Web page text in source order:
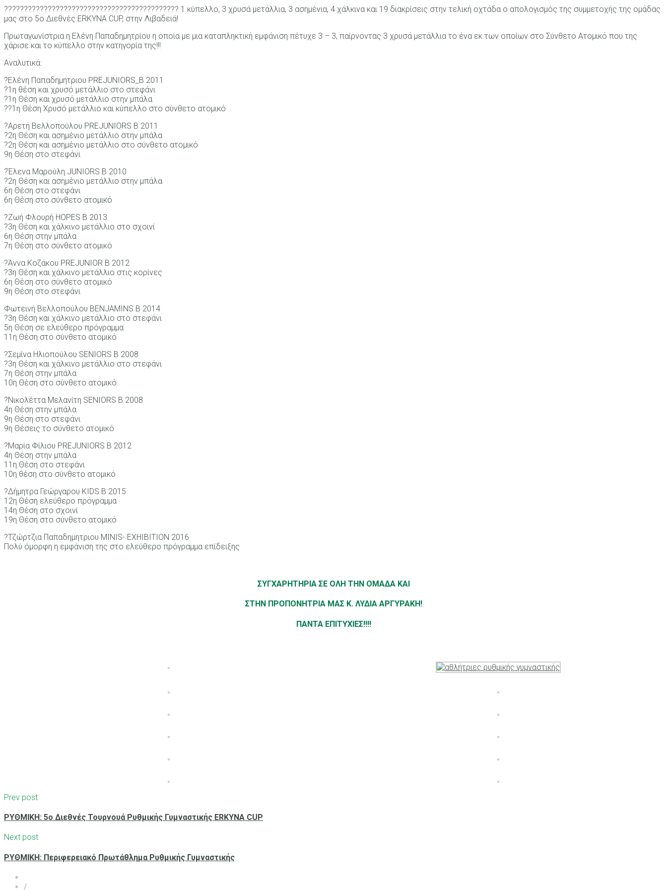
???????????????????????????????????????????? 1 κύπελλο, 3 χρυσά μετάλλια, 3 ασημένια, 4 χάλκινα και 19 διακρίσεις στην τελική οχτάδα ο απολογισμός της συμμετοχής της ομάδας
μας στο 5ο Διεθνές ERKYNA CUP, στην Λιβαδειά!
Πρωταγωνίστρια η Ελένη Παπαδημητρίου η οποία με μια καταπληκτική εμφάνιση πέτυχε 3 – 3, παίρνοντας 3 χρυσά μετάλλια το ένα εκ των οποίων στο Σύνθετο Ατομικό που της
χάρισε και το κύπελλο στην κατηγορία της!!!
Αναλυτικά:
?Ελένη Παπαδημητριου PREJUNIORS_B 2011
?1η θέση και χρυσό μετάλλιο στο στεφάνι
?1η Θέση και χρυσό μετάλλιο στην μπάλα
??1η Θέση Χρυσό μετάλλιο και κύπελλο στο σύνθετο ατομικό
?Αρετή Βελλοπούλου PREJUNIORS B 2011
?2η Θέση και ασημένιο μετάλλιο στην μπάλα
?2η Θέση και ασημένιο μετάλλιο στο σύνθετο ατομικό
9η Θέση στο στεφάνι
?Έλενα Μαρούλη JUNIORS B 2010
?2η Θέση και ασημένιο μετάλλιο στην μπάλα
6η Θέση στο στεφάνι
6η Θέση στο σύνθετο ατομικό
?Ζωή Φλουρή HOPES B 2013
?3η Θέση και χάλκινο μετάλλιο στο σχοινί
6η Θέση στην μπάλα
7η Θέση στο σύνθετο ατομικό
?Άννα Κοζάκου PREJUNIOR B 2012
?3η Θέση και χάλκινο μετάλλιο στις κορίνες
6η Θέση στο σύνθετο ατομικό
9η Θέση στο στεφάνι
Φωτεινή Βελλοπούλου BENJAMINS B 2014
?3η Θέση και χάλκινο μετάλλιο στο στεφάνι
5η Θέση σε ελεύθερο πρόγραμμα
11η Θέση στο σύνθετο ατομικό
?Σεμίνα Ηλιοπούλου SENIORS B 2008
?3η Θέση και χάλκινο μετάλλιο στο στεφάνι
7η Θέση στην μπάλα
10η Θέση στο σύνθετο ατομικό
?Νικολέττα Μελανίτη SENIORS B 2008
4η Θέση στην μπάλα
9η Θέση στο στεφάνι
9η Θέσεις το σύνθετο ατομικό
?Μαρία Φίλιου PREJUNIORS B 2012
4η Θέση στην μπάλα
11η Θέση στο στεφάνι
10η θέση στο σύνθετο ατομικό
?Δήμητρα Γεώργαρου KIDS B 2015
12η Θέση ελεύθερο πρόγραμμα
14η Θέση στο σχοινί
19η Θέση στο σύνθετο ατομικό
?Τζώρτζια Παπαδημητριου MINIS- EXHIBITION 2016
Πολύ όμορφη η εμφάνιση της στο ελεύθερο πρόγραμμα επίδειξης
ΣΥΓΧΑΡΗΤΗΡΙΑ ΣΕ ΟΛΗ ΤΗΝ ΟΜΑΔΑ ΚΑΙ
ΣΤΗΝ ΠΡΟΠΟΝΗΤΡΙΑ ΜΑΣ Κ. ΛΥΔΙΑ ΑΡΓΥΡΑΚΗ!
ΠΑΝΤΑ ΕΠΙΤΥΧΙΕΣ!!!!
Prev post
ΡΥΘΜΙΚΗ: 5ο Διεθνές Τουρνουά Ρυθμικής Γυμναστικής ERKYNA CUP
Next post
ΡΥΘΜΙΚΗ: Περιφερειακό Πρωτάθλημα Ρυθμικής Γυμναστικής
/